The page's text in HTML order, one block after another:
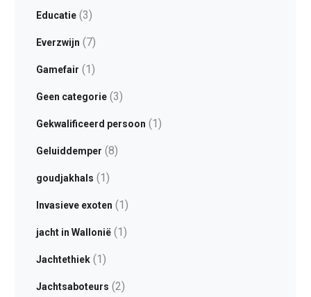
Educatie(3)
Everzwijn (7)
Gamefair (1)
Geen categorie(3)
Gekwalificeerd persoon (1)
Geluiddemper (8)
goudjakhals (1)
Invasieve exoten (1)
jacht in Wallonië(1)
Jachtethiek(1)
Jachtsaboteurs (2)